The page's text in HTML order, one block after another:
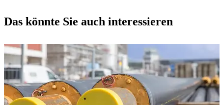
Das könnte Sie auch interessieren